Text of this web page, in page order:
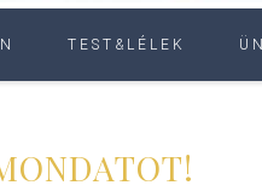
TEST&LÉLEK